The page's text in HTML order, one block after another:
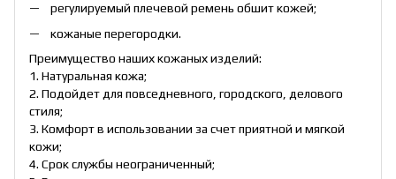
регулируемый плечевой ремень обшит кожей;
кожаные перегородки.
Преимущество наших кожаных изделий:
1. Натуральная кожа;
2. Подойдет для повседневного, городского, делового
стиля;
3. Комфорт в использовании за счет приятной и мягкой
кожи;
4. Срок службы неограниченный;